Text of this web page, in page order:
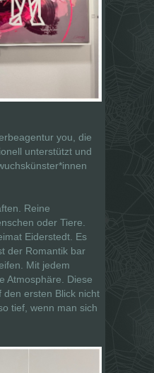
you, die
unterstützt und
Reine
oder Tiere.
Eiderstedt. Es
der Romantik bar
Mit jedem
Atmosphäre. Diese
den ersten Blick nicht
tief, wenn man sich